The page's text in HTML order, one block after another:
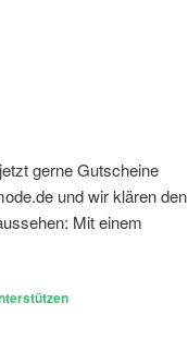
gerne Gutscheine
und wir klären den
Mit einem